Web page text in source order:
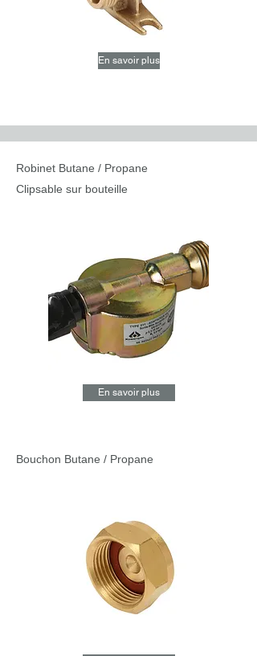
En savoir plus
Robinet Butane / Propane
Clipsable sur bouteille
En savoir plus
Bouchon Butane / Propane